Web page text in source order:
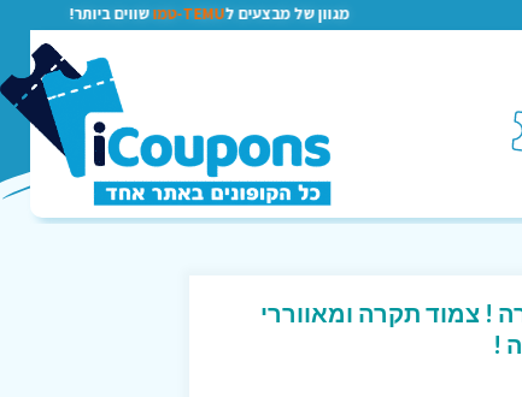
מגוון של מבצעים לTEMU-טמו שווים ביותר!
! צמוד תקרה ומאווררי